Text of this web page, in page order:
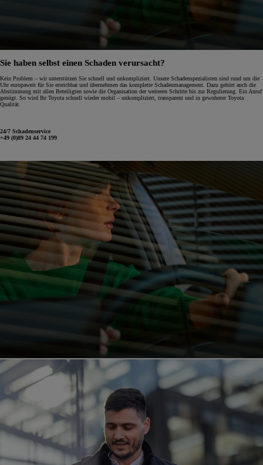
Sie haben selbst einen Schaden verursacht?
Kein Problem – wir unterstützen Sie schnell und unkompliziert. Unsere Schadenspezialisten sind rund um die
Uhr europaweit für Sie erreichbar und übernehmen das komplette Schadenmanagement. Dazu gehört auch die
Abstimmung mit allen Beteiligten sowie die Organisation der weiteren Schritte bis zur Regulierung. Ein Anruf
genügt. So wird Ihr Toyota schnell wieder mobil – unkompliziert, transparent und in gewohnter Toyota
Qualität.
24/7 Schadenservice
+49 (0)89 24 44 74 199